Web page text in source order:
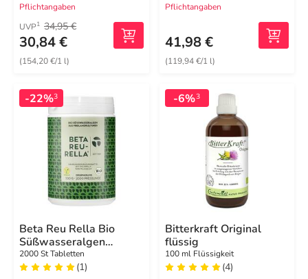
Pflichtangaben
UVP1 34,95 €
30,84 €
(154,20 €/1 l)
Pflichtangaben
41,98 €
(119,94 €/1 l)
-22%3
Beta Reu Rella Bio
Süßwasseralgen
Tabletten
2000 St Tabletten
(1)
-6%3
Bitterkraft Original
flüssig
100 ml Flüssigkeit
(4)